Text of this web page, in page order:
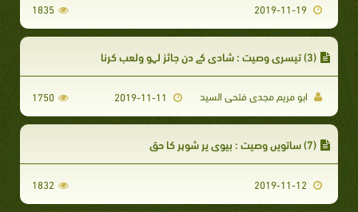
1835
(3) تیسری وصیت : شادی کے دن جائز لہو ولعب کرنا
ابو مریم مجدی فتحی السید 1750
(7) ساتویں وصیت : بیوی پر شوہر کا حق
1832